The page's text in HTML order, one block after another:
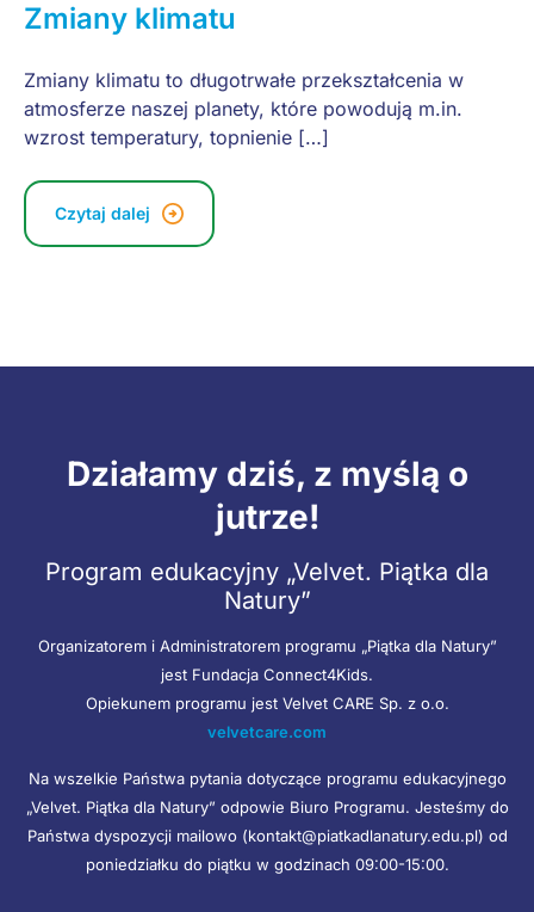
Zmiany klimatu
Zmiany klimatu to długotrwałe przekształcenia w
atmosferze naszej planety, które powodują m.in.
wzrost temperatury, topnienie […]
Czytaj dalej
Działamy dziś, z myślą o
jutrze!
Program edukacyjny „Velvet. Piątka dla
Natury”
Organizatorem i Administratorem programu „Piątka dla Natury”
jest Fundacja Connect4Kids.
Opiekunem programu jest Velvet CARE Sp. z o.o.
velvetcare.com
Na wszelkie Państwa pytania dotyczące programu edukacyjnego
„Velvet. Piątka dla Natury” odpowie Biuro Programu. Jesteśmy do
Państwa dyspozycji mailowo (kontakt@piatkadlanatury.edu.pl) od
poniedziałku do piątku w godzinach 09:00-15:00.